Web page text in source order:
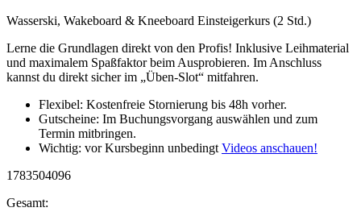
Wasserski, Wakeboard & Kneeboard Einsteigerkurs (2 Std.)
Lerne die Grundlagen direkt von den Profis! Inklusive Leihmaterial
und maximalem Spaßfaktor beim Ausprobieren. Im Anschluss
kannst du direkt sicher im „Üben-Slot“ mitfahren.
Flexibel: Kostenfreie Stornierung bis 48h vorher.
Gutscheine: Im Buchungsvorgang auswählen und zum
Termin mitbringen.
Wichtig: vor Kursbeginn unbedingtVideos anschauen!
1783504096
Gesamt: